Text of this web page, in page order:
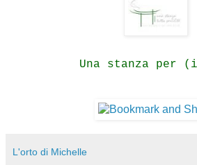
Una stanza per
L'orto di Michelle